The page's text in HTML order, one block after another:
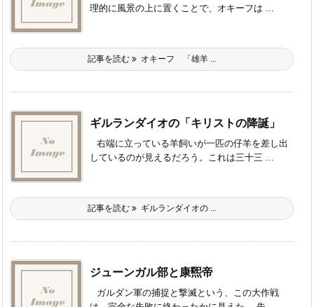
理的に風景の上に置くことで、オキーフは ...
記事を読む オキーフ 「雄羊 ...
ギルランダイオの「キリストの降誕」
右端に立っている羊飼いが一匹の仔羊を差し出
しているのが見えるだろう。これは三十三 ...
記事を読む ギルランダイオの ...
ジューンガル部と康煕帝
ガルダン軍の捕捉と撃滅という、この大作戦